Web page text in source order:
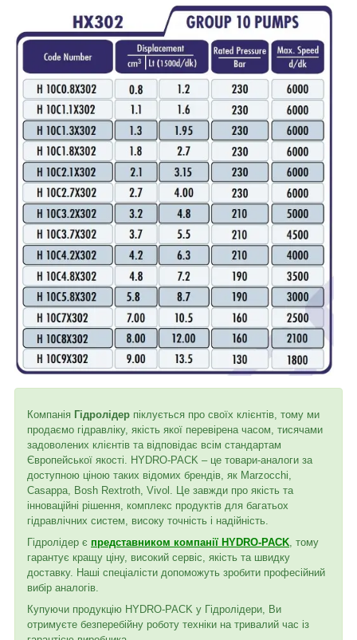
Компанія Гідролідер піклується про своїх клієнтів, тому ми
продаємо гідравліку, якість якої перевірена часом, тисячами
задоволених клієнтів та відповідає всім стандартам
Європейської якості. HYDRO-PACK – це товари-аналоги за
доступною ціною таких відомих брендів, як Marzocchi,
Casappa, Bosh Rextroth, Vivol. Це завжди про якість та
інноваційні рішення, комплекс продуктів для багатьох
гідравлічних систем, високу точність і надійність.
Гідролідер є представником компанії HYDRO-PACK , тому
гарантує кращу ціну, високий сервіс, якість та швидку
доставку. Наші спеціалісти допоможуть зробити професійний
вибір аналогів.
Купуючи продукцію HYDRO-PACK у Гідролідери, Ви
отримуєте безперебійну роботу техніки на тривалий час із